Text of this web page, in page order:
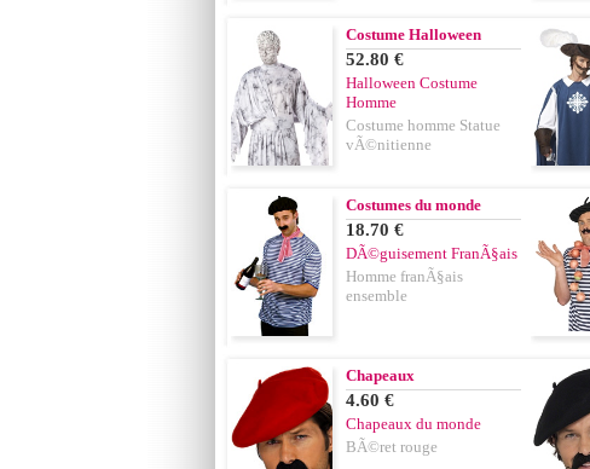
Costume Halloween
52.80 €
Halloween Costume
Homme
Costume homme Statue
vÃ©nitienne
Costumes du monde
18.70 €
DÃ©guisement FranÃ§ais
Homme franÃ§ais
ensemble
Chapeaux
4.60 €
Chapeaux du monde
BÃ©ret rouge